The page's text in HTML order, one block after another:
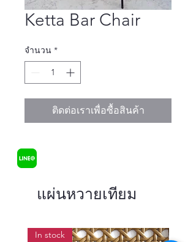
Ketta Bar Chair
จำนวน *
ติดต่อเราเพื่อซื้อสินค้า
แผ่นหวายเทียม
In stock